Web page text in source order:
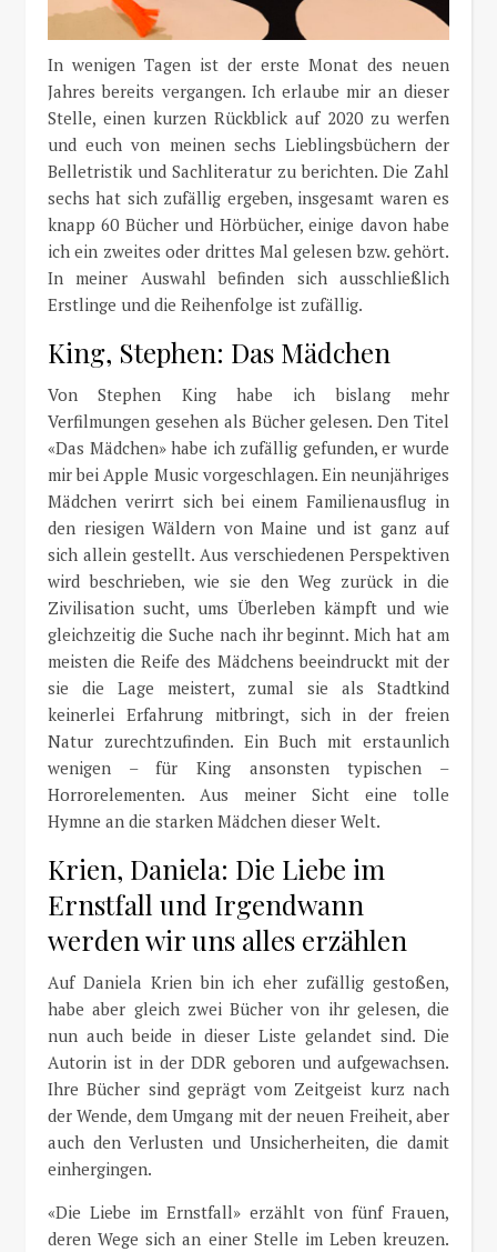
In wenigen Tagen ist der erste Monat des neuen
Jahres bereits vergangen. Ich erlaube mir an dieser
Stelle, einen kurzen Rückblick auf 2020 zu werfen
und euch von meinen sechs Lieblingsbüchern der
Belletristik und Sachliteratur zu berichten. Die Zahl
sechs hat sich zufällig ergeben, insgesamt waren es
knapp 60 Bücher und Hörbücher, einige davon habe
ich ein zweites oder drittes Mal gelesen bzw. gehört.
In meiner Auswahl befinden sich ausschließlich
Erstlinge und die Reihenfolge ist zufällig.
King, Stephen: Das Mädchen
Von Stephen King habe ich bislang mehr
Verfilmungen gesehen als Bücher gelesen. Den Titel
«Das Mädchen» habe ich zufällig gefunden, er wurde
mir bei Apple Music vorgeschlagen. Ein neunjähriges
Mädchen verirrt sich bei einem Familienausflug in
den riesigen Wäldern von Maine und ist ganz auf
sich allein gestellt. Aus verschiedenen Perspektiven
wird beschrieben, wie sie den Weg zurück in die
Zivilisation sucht, ums Überleben kämpft und wie
gleichzeitig die Suche nach ihr beginnt. Mich hat am
meisten die Reife des Mädchens beeindruckt mit der
sie die Lage meistert, zumal sie als Stadtkind
keinerlei Erfahrung mitbringt, sich in der freien
Natur zurechtzufinden. Ein Buch mit erstaunlich
wenigen – für King ansonsten typischen –
Horrorelementen. Aus meiner Sicht eine tolle
Hymne an die starken Mädchen dieser Welt.
Krien, Daniela: Die Liebe im
Ernstfall und Irgendwann
werden wir uns alles erzählen
Auf Daniela Krien bin ich eher zufällig gestoßen,
habe aber gleich zwei Bücher von ihr gelesen, die
nun auch beide in dieser Liste gelandet sind. Die
Autorin ist in der DDR geboren und aufgewachsen.
Ihre Bücher sind geprägt vom Zeitgeist kurz nach
der Wende, dem Umgang mit der neuen Freiheit, aber
auch den Verlusten und Unsicherheiten, die damit
einhergingen.
«Die Liebe im Ernstfall» erzählt von fünf Frauen,
deren Wege sich an einer Stelle im Leben kreuzen.